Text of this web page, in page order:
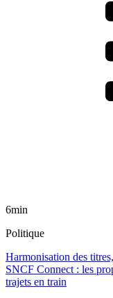
6min
Politique
Harmonisation des
SNCF Connect : les
trajets en train